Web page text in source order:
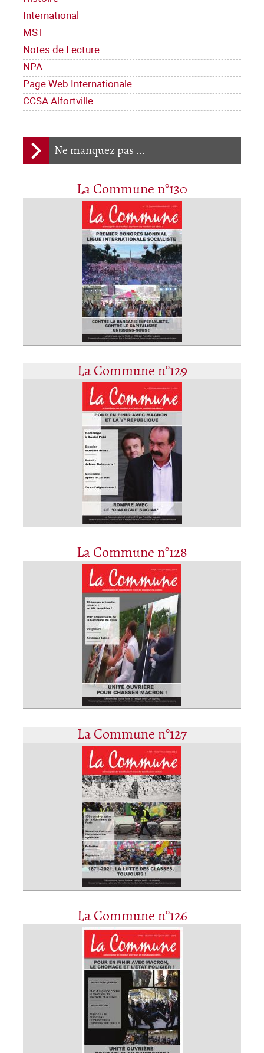
International
MST
Notes de Lecture
NPA
Page Web Internationale
CCSA Alfortville
Ne manquez pas ...
La Commune n°130
La Commune n°129
La Commune n°128
La Commune n°127
La Commune n°126